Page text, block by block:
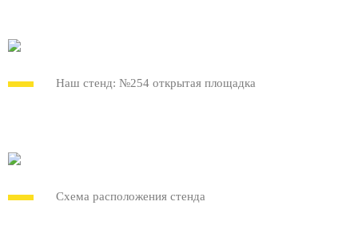
Наш стенд: №254 открытая площадка
Схема расположения стенда